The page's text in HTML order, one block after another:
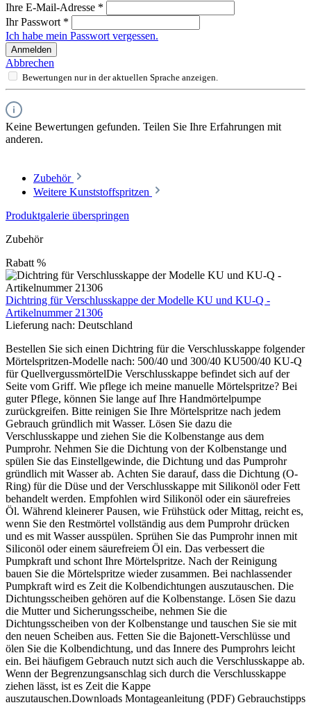
Ihre E-Mail-Adresse *
Ihr Passwort *
Ich habe mein Passwort vergessen.
Anmelden
Abbrechen
Bewertungen nur in der aktuellen Sprache anzeigen.
Keine Bewertungen gefunden. Teilen Sie Ihre Erfahrungen mit
anderen.
Zubehör
Weitere Kunststoffspritzen
Produktgalerie überspringen
Zubehör
Rabatt %
Dichtring für Verschlusskappe der Modelle KU und KU-Q -
Artikelnummer 21306
Lieferung nach: Deutschland
Bestellen Sie sich einen Dichtring für die Verschlusskappe folgender
Mörtelspritzen-Modelle nach: 500/40 und 300/40 KU500/40 KU-Q
für QuellvergussmörtelDie Verschlusskappe befindet sich auf der
Seite vom Griff. Wie pflege ich meine manuelle Mörtelspritze? Bei
guter Pflege, können Sie lange auf Ihre Handmörtelpumpe
zurückgreifen. Bitte reinigen Sie Ihre Mörtelspritze nach jedem
Gebrauch gründlich mit Wasser. Lösen Sie dazu die
Verschlusskappe und ziehen Sie die Kolbenstange aus dem
Pumprohr. Nehmen Sie die Dichtung von der Kolbenstange und
spülen Sie das Einstellgewinde, die Dichtung und das Pumprohr
gründlich mit Wasser ab. Achten Sie darauf, dass die Dichtung (O-
Ring) für die Düse und der Verschlusskappe mit Silikonöl oder Fett
behandelt werden. Empfohlen wird Silikonöl oder ein säurefreies
Öl. Während kleinerer Pausen, wie Frühstück oder Mittag, reicht es,
wenn Sie den Restmörtel vollständig aus dem Pumprohr drücken
und es mit Wasser ausspülen. Sprühen Sie das Pumprohr innen mit
Siliconöl oder einem säurefreiem Öl ein. Das verbessert die
Pumpkraft und schont Ihre Mörtelspritze. Nach der Reinigung
bauen Sie die Mörtelspritze wieder zusammen. Bei nachlassender
Pumpkraft wird es Zeit die Kolbendichtungen auszutauschen. Die
Dichtungsscheiben gehören auf die Kolbenstange. Lösen Sie dazu
die Mutter und Sicherungsscheibe, nehmen Sie die
Dichtungsscheiben von der Kolbenstange und tauschen Sie sie mit
den neuen Scheiben aus. Fetten Sie die Bajonett-Verschlüsse und
ölen Sie die Kolbendichtung, und das Innere des Pumprohrs leicht
ein. Bei häufigem Gebrauch nutzt sich auch die Verschlusskappe ab.
Wenn der Begrenzungsanschlag sich durch die Verschlusskappe
ziehen lässt, ist es Zeit die Kappe
auszutauschen.Downloads Montageanleitung (PDF) Gebrauchstipps